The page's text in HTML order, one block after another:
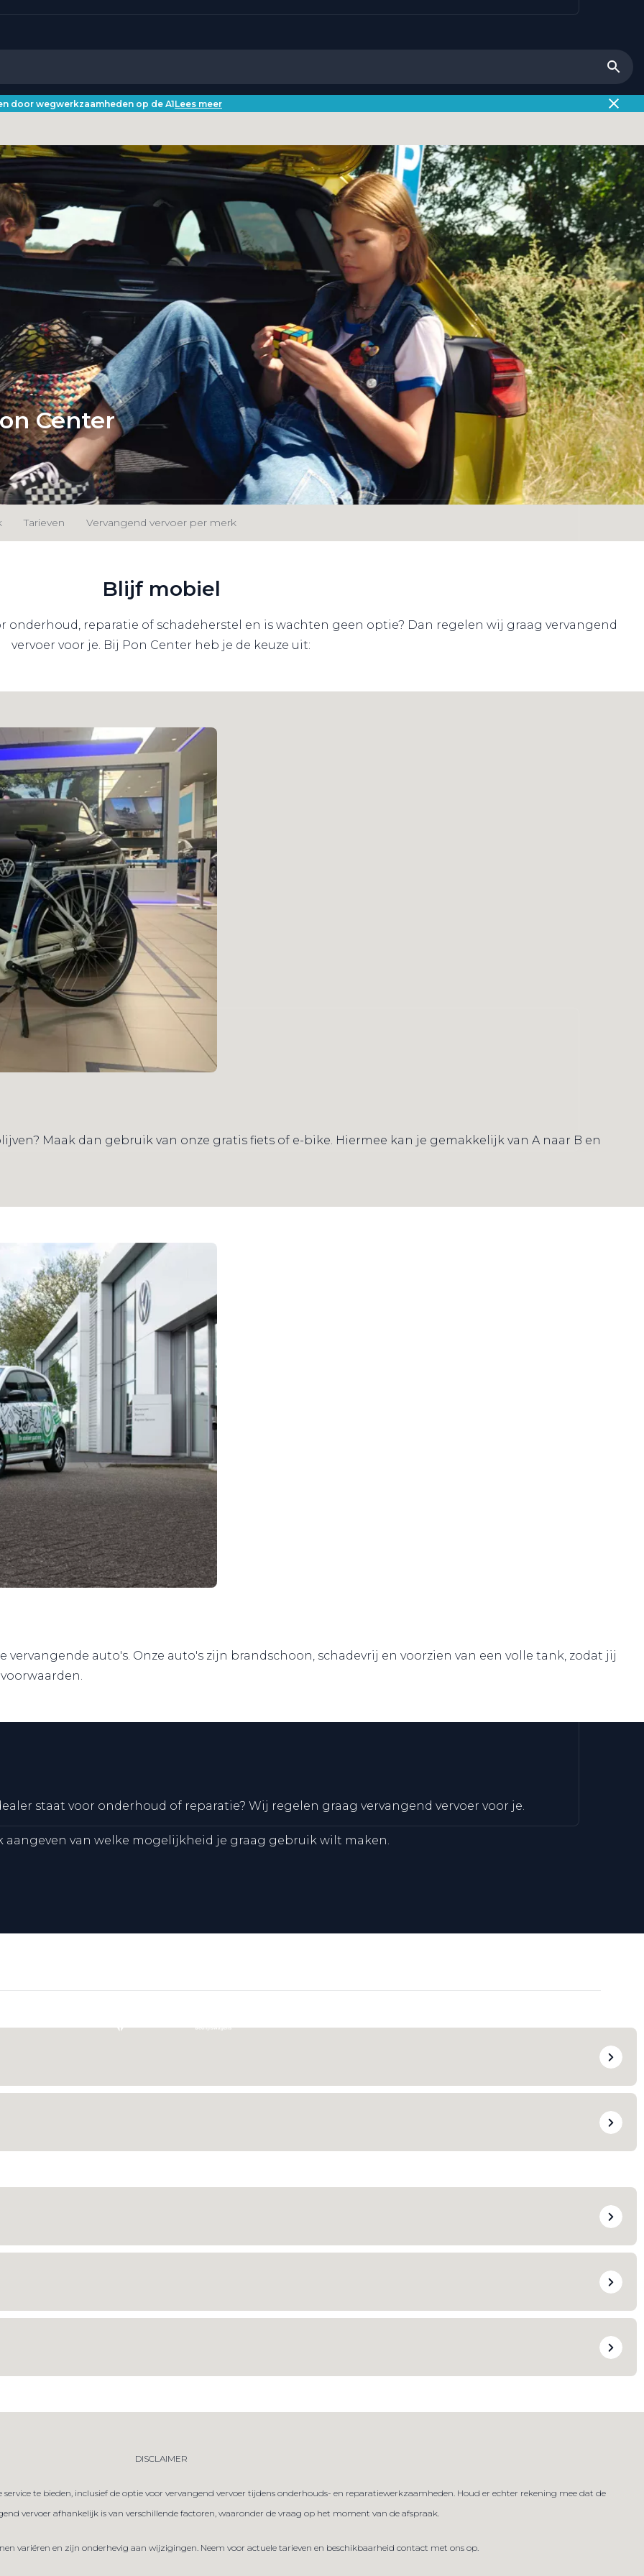
door wegwerkzaamheden op de A1Lees meer
Center
Tarieven Vervangend vervoer per merk
Blijf mobiel
onderhoud, reparatie of schadeherstel en is wachten geen optie? Dan regelen wij graag vervangend
vervoer voor je. Bij Pon Center heb je de keuze uit:
Maak dan gebruik van onze gratis fiets of e-bike. Hiermee kan je gemakkelijk van A naar B en
auto's. Onze auto's zijn brandschoon, schadevrij en voorzien van een volle tank, zodat jij
staat voor onderhoud of reparatie? Wij regelen graag vervangend vervoer voor je.
van welke mogelijkheid je graag gebruik wilt maken.
DISCLAIMER
te bieden, inclusief de optie voor vervangend vervoer tijdens onderhouds- en reparatiewerkzaamheden. Houd er echter rekening mee dat de
vervoer afhankelijk is van verschillende factoren, waaronder de vraag op het moment van de afspraak.
variëren en zijn onderhevig aan wijzigingen. Neem voor actuele tarieven en beschikbaarheid contact met ons op.